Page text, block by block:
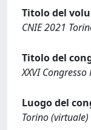
Titolo del
CNIE 2021
Titolo del
XXVI
Luogo del
Torino (virtuale)